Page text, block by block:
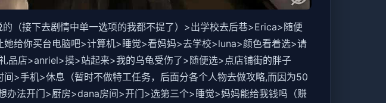
（接下去剧情中单一选项的我都不提了）>出学校去后巷>Erica>随便
给你买台电脑吧>计算机>睡觉>看妈妈>去学校>luna>颜色看着选>请
品店>anriel>摸>站起来>我的乌龟受伤了>随便选>点店铺街的胖子
>手机>休息（暂时不做特工任务，后面分各个人物去做攻略,而因为50
办法开门>厨房>dana房间>开门>选第三个>睡觉>妈妈能给我钱吗（赚